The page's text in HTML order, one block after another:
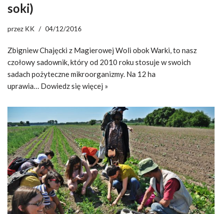
soki)
przez KK 04/12/2016
Zbigniew Chajęcki z Magierowej Woli obok Warki, to nasz
czołowy sadownik, który od 2010 roku stosuje w swoich
sadach pożyteczne mikroorganizmy. Na 12 ha
uprawia… Dowiedz się więcej »